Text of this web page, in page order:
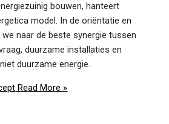
bouwen, hanteert
model. In de oriëntatie en
naar de beste synergie tussen
duurzame installaties en
duurzame energie.
Read More »